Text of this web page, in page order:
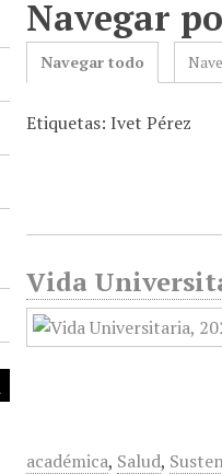
Navegar
Navegar todo
Etiquetas: Ivet Pérez
Vida
académica, Salud,